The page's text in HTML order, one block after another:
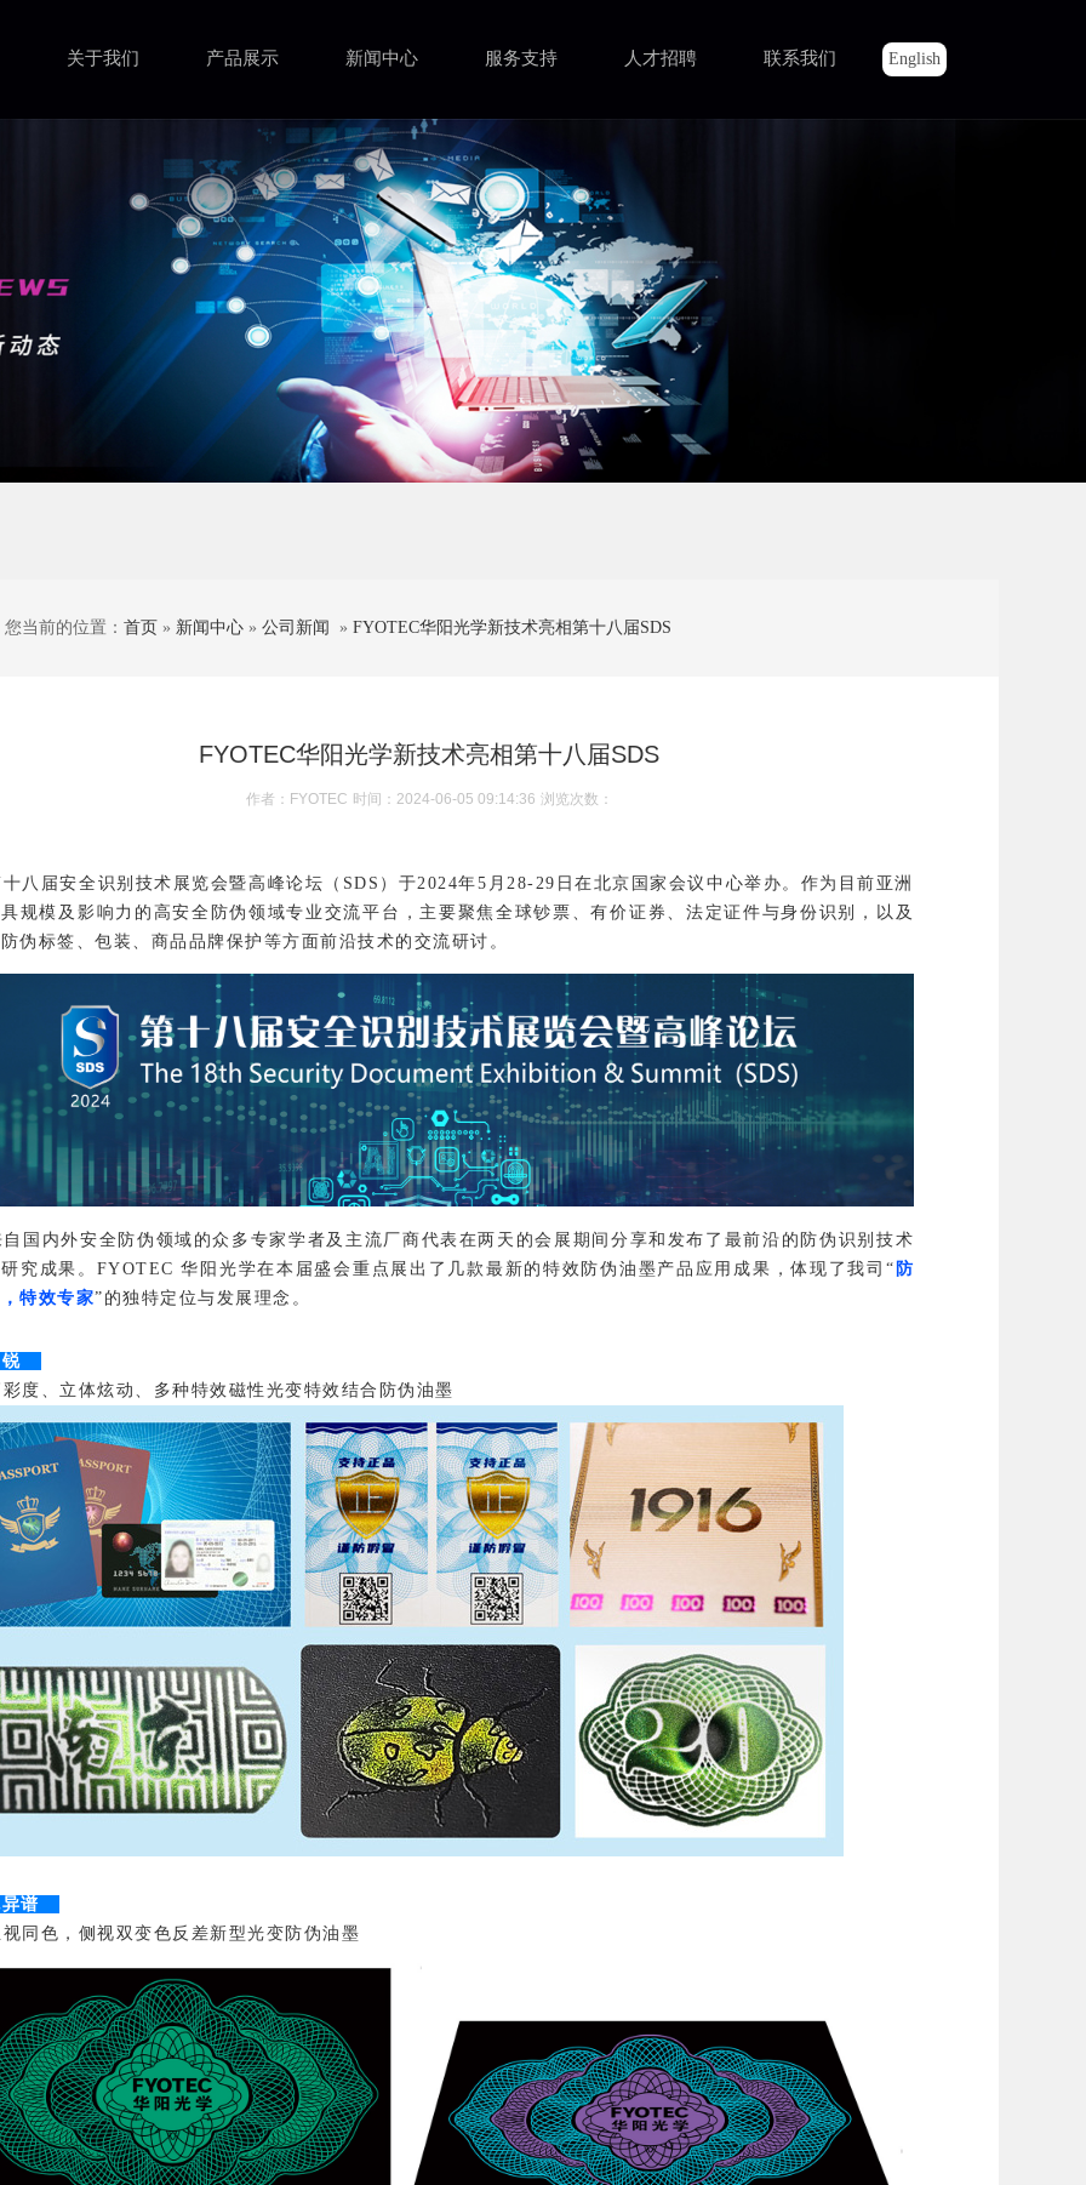
关于我们 产品展示 新闻中心 服务支持 人才招聘 联系我们 English
您当前的位置： 首页 » 新闻中心 » 公司新闻 » FYOTEC华阳光学新技术亮相第十八届SDS
FYOTEC华阳光学新技术亮相第十八届SDS
作者：FYOTEC 时间：2024-06-05 09:14:36 浏览次数：
安全识别技术展览会暨高峰论坛（SDS）于2024年5月28-29日在北京国家会议中心举办。作为目前亚洲
规模及影响力的高安全防伪领域专业交流平台，主要聚焦全球钞票、有价证券、法定证件与身份识别，以及
伪标签、包装、商品品牌保护等方面前沿技术的交流研讨。
外安全防伪领域的众多专家学者及主流厂商代表在两天的会展期间分享和发布了最前沿的防伪识别技术
究成果。FYOTEC 华阳光学在本届盛会重点展出了几款最新的特效防伪油墨产品应用成果，体现了我司“ 防
特效专家”的独特定位与发展理念。
、立体炫动、多种特效磁性光变特效结合防伪油墨
谱
色，侧视双变色反差新型光变防伪油墨